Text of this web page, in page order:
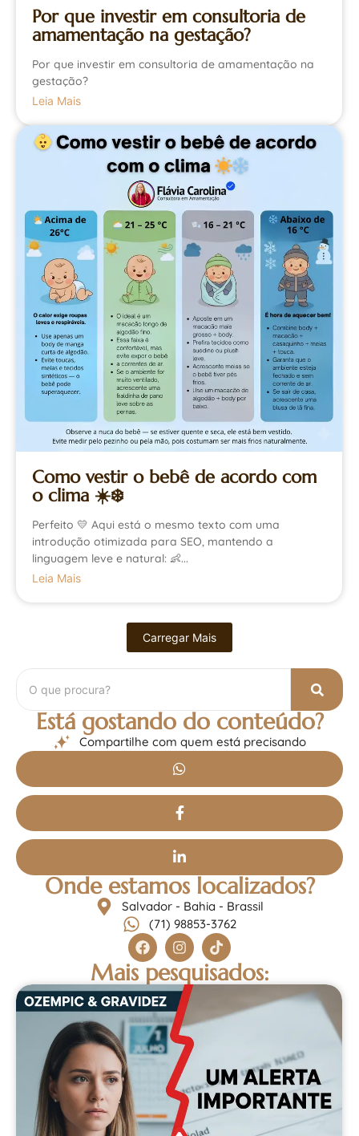
Por que investir em consultoria de
amamentação na gestação?
Por que investir em consultoria de amamentação na
gestação?
Leia Mais
Como vestir o bebê de acordo com
o clima ☀️❄️
Perfeito 💛 Aqui está o mesmo texto com uma
introdução otimizada para SEO, mantendo a
linguagem leve e natural: 👶...
Leia Mais
Carregar Mais
Está gostando do conteúdo?
Compartilhe com quem está precisando
Onde estamos localizados?
Salvador - Bahia - Brassil
(71) 98853-3762
Mais pesquisados: